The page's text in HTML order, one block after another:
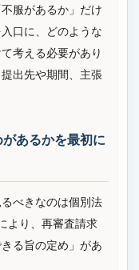
服があるか」だけ
口に、どのような
考える必要があり
出先や期間、主張
あるかを最初に
べきなのは個別法
より、再審査請求
る旨の定め」があ